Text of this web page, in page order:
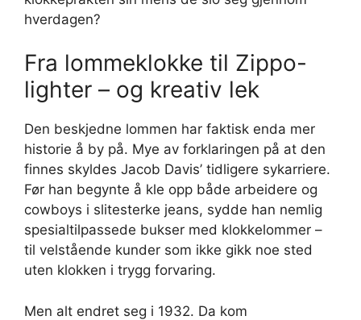
hverdagen?
Fra lommeklokke til Zippo-
lighter – og kreativ lek
Den beskjedne lommen har faktisk enda mer
historie å by på. Mye av forklaringen på at den
finnes skyldes Jacob Davis’ tidligere sykarriere.
Før han begynte å kle opp både arbeidere og
cowboys i slitesterke jeans, sydde han nemlig
spesialtilpassede bukser med klokkelommer –
til velstående kunder som ikke gikk noe sted
uten klokken i trygg forvaring.
Men alt endret seg i 1932. Da kom